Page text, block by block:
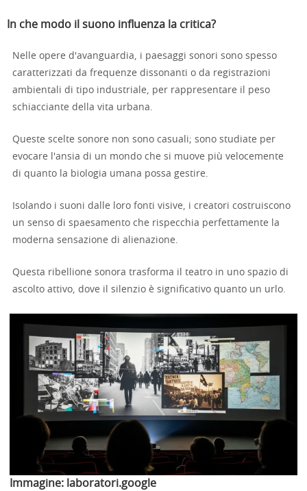
In che modo il suono influenza la critica?
Nelle opere d'avanguardia, i paesaggi sonori sono spesso
caratterizzati da frequenze dissonanti o da registrazioni
ambientali di tipo industriale, per rappresentare il peso
schiacciante della vita urbana.
Queste scelte sonore non sono casuali; sono studiate per
evocare l'ansia di un mondo che si muove più velocemente
di quanto la biologia umana possa gestire.
Isolando i suoni dalle loro fonti visive, i creatori costruiscono
un senso di spaesamento che rispecchia perfettamente la
moderna sensazione di alienazione.
Questa ribellione sonora trasforma il teatro in uno spazio di
ascolto attivo, dove il silenzio è significativo quanto un urlo.
Immagine: laboratori.google